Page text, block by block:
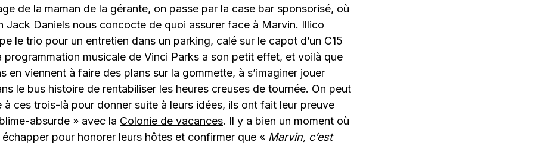
de la maman de la gérante, on passe par la case bar sponsorisé, où
Jack Daniels nous concocte de quoi assurer face à Marvin. Illico
le trio pour un entretien dans un parking, calé sur le capot d’un C15
programmation musicale de Vinci Parks a son petit effet, et voilà que
en viennent à faire des plans sur la gommette, à s’imaginer jouer
le bus histoire de rentabiliser les heures creuses de tournée. On peut
ces trois-là pour donner suite à leurs idées, ils ont fait leur preuve
absurde » avec la Colonie de vacances. Il y a bien un moment où
pour honorer leurs hôtes et confirmer que « Marvin, c’est